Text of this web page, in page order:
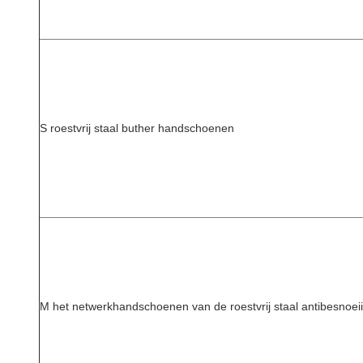
S roestvrij staal buther handschoenen
M het netwerkhandschoenen van de roestvrij staal